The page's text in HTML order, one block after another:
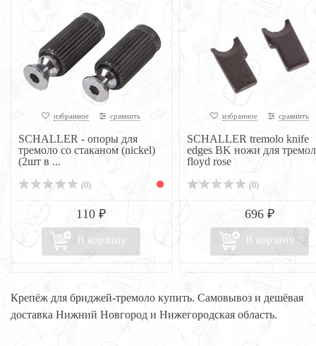
избранное сравнить
SCHALLER - опоры для
тремоло со стаканом (nickel)
(2шт в ...
(0)
110 ₽
В корзину
избранное сравнить
SCHALLER tremolo knife
edges BK ножи для
floyd rose
(0)
696 ₽
В корзину
Крепёж для бриджей-тремоло купить. Самовывоз и дешёвая
доставка Нижний Новгород и Нижегородская область.